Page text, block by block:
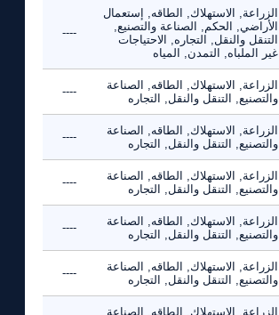
الزراعة, الاستهلاك, الطاقه, إستعمال
الأراضي, الحكم, الصناعة والتصنيع,
التنقل والنقل, التجاره, الاحتياجات
غير الملباه, التمدن, المياه
----
الزراعة, الاستهلاك, الطاقه, الصناعة
والتصنيع, التنقل والنقل, التجاره
----
الزراعة, الاستهلاك, الطاقه, الصناعة
والتصنيع, التنقل والنقل, التجاره
----
الزراعة, الاستهلاك, الطاقه, الصناعة
والتصنيع, التنقل والنقل, التجاره
----
الزراعة, الاستهلاك, الطاقه, الصناعة
والتصنيع, التنقل والنقل, التجاره
----
الزراعة, الاستهلاك, الطاقه, الصناعة
والتصنيع, التنقل والنقل, التجاره
----
الزراعة, الاستهلاك, الطاقه, الصناعة